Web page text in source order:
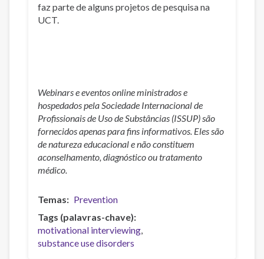
faz parte de alguns projetos de pesquisa na
UCT.
Webinars e eventos online ministrados e
hospedados pela Sociedade Internacional de
Profissionais de Uso de Substâncias (ISSUP) são
fornecidos apenas para fins informativos. Eles são
de natureza educacional e não constituem
aconselhamento, diagnóstico ou tratamento
médico.
Temas
Prevention
Tags (palavras-chave)
motivational interviewing
substance use disorders